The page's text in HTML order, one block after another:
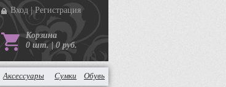
Вход Регистрация
Корзина
0 шт. | 0 руб.
Аксессуары Сумки Обувь